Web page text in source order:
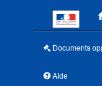
Documents
Aide